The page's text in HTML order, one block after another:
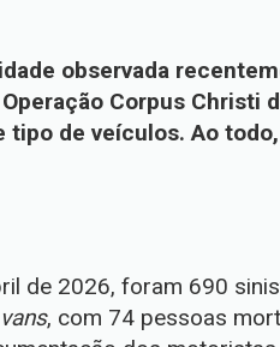
observada
Corpus Christi
de veículos. Ao
de 2026, foram 690
vans, com 74 pessoas